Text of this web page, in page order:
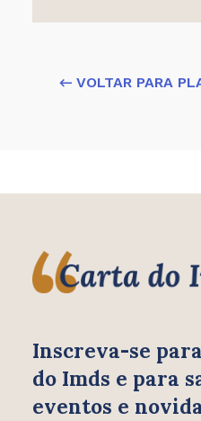
← VOLTAR PARA
Inscreva-se
do Imds e para
eventos e